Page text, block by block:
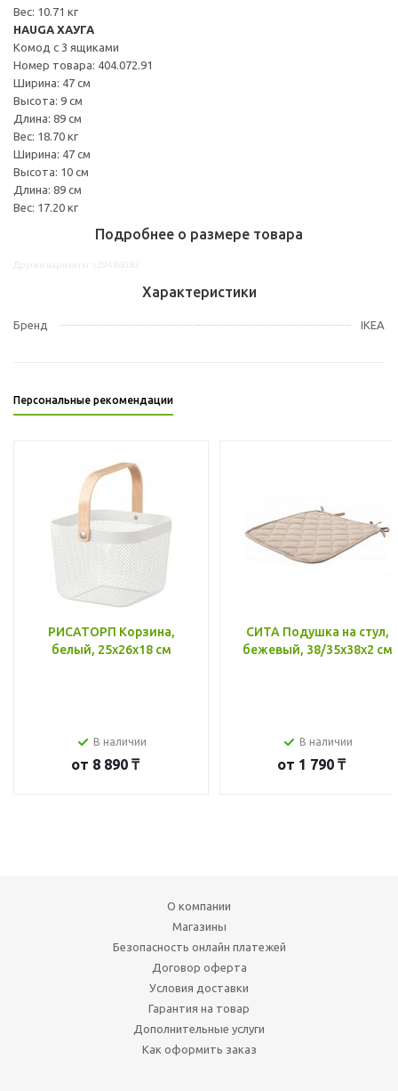
Вес: 10.71 кг
HAUGA ХАУГА
Комод с 3 ящиками
Номер товара: 404.072.91
Ширина: 47 см
Высота: 9 см
Длина: 89 см
Вес: 18.70 кг
Ширина: 47 см
Высота: 10 см
Длина: 89 см
Вес: 17.20 кг
Подробнее о размере товара
Характеристики
Бренд IKEA
Персональные рекомендации
РИСАТОРП Корзина,
белый, 25x26x18 см
В наличии
от 8 890 ₸
СИТА Подушка на стул,
бежевый, 38/35x38x2 см
В наличии
от 1 790 ₸
О компании
Магазины
Безопасность онлайн платежей
Договор оферта
Условия доставки
Гарантия на товар
Дополнительные услуги
Как оформить заказ